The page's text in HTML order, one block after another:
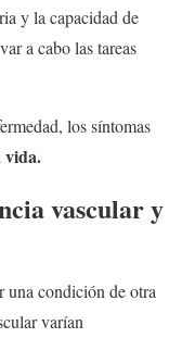
y la capacidad de
a cabo las tareas
los síntomas
vida.
vascular y
una condición de otra
varían